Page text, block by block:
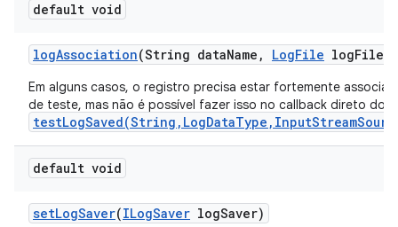
default void
logAssociation(String dataName , LogFile logFile)
Em alguns casos, o registro precisa estar fortemente
de teste, mas não é possível fazer isso no callback direto do
default void
setLogSaver(ILogSaver logSaver)